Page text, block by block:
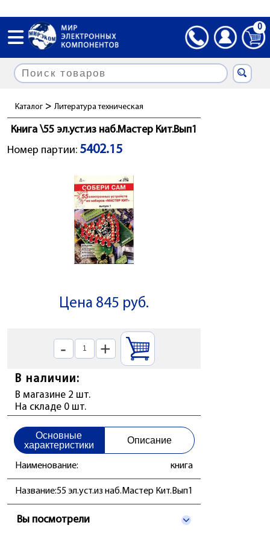
0
Каталог > Литература техническая
Книга \55 эл.уст.из наб.Мастер Кит.Вып1
Номер партии: 5402.15
Цена 845 руб.
- +
В наличии:
В магазине 2 шт.
На складе 0 шт.
Основные
характеристики
Описание
Наименование: книга
Название:55 эл.уст.из наб.Мастер Кит.Вып1
Вы посмотрели